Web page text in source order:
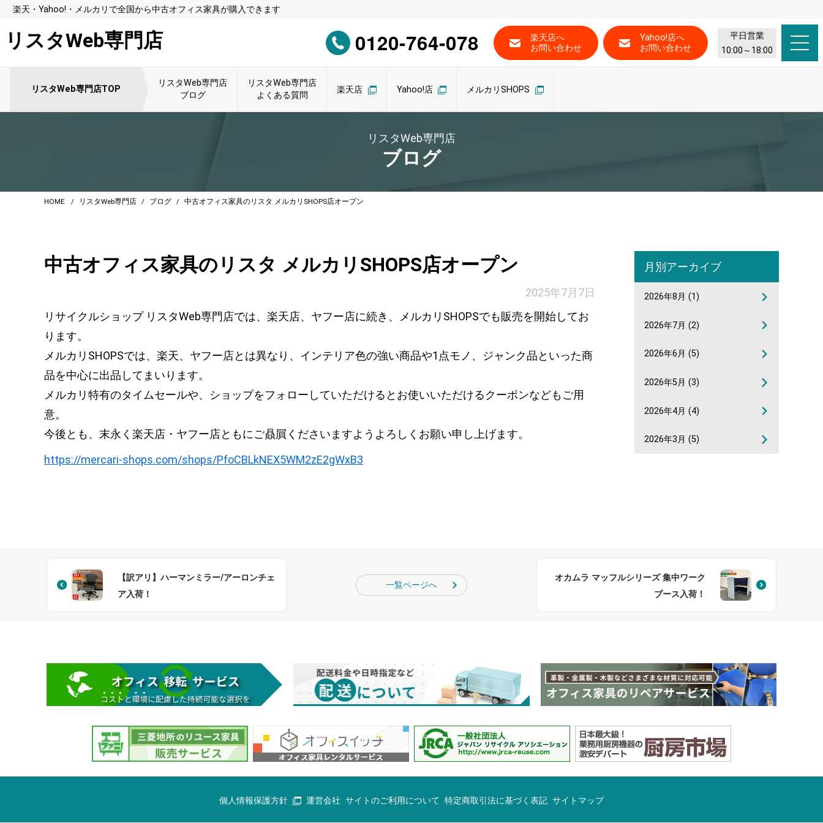
楽天・Yahoo!・メルカリで全国から中古オフィス家具が購入できます
リスタWeb専門店 0120-764-078
楽天店へ
お問い合わせ
Yahoo!店へ
お問い合わせ
平日営業
10:00～18:00
リスタWeb専門店TOP
リスタWeb専門店
ブログ
リスタWeb専門店
よくある質問
楽天店 Yahoo!店 メルカリSHOPS
リスタWeb専門店
ブログ
HOME リスタWeb専門店 ブログ 中古オフィス家具のリスタ メルカリSHOPS店オープン
中古オフィス家具のリスタ メルカリSHOPS店オープン
2025年7月7日
リサイクルショップ リスタWeb専門店では、楽天店、ヤフー店に続き、メルカリSHOPSでも販売を開始してお
ります。
メルカリSHOPSでは、楽天、ヤフー店とは異なり、インテリア色の強い商品や1点モノ、ジャンク品といった商
品を中心に出品してまいります。
メルカリ特有のタイムセールや、ショップをフォローしていただけるとお使いいただけるクーポンなどもご用
意。
今後とも、末永く楽天店・ヤフー店ともにご贔屓くださいますようよろしくお願い申し上げます。
https://mercari-shops.com/shops/PfoCBLkNEX5WM2zE2gWxB3
月別アーカイブ
2026年8月 (1)
2026年7月 (2)
2026年6月 (5)
2026年5月 (3)
2026年4月 (4)
2026年3月 (5)
【訳アリ】ハーマンミラー/アーロンチェ
ア入荷！
オカムラ マッフルシリーズ 集中ワーク
ブース入荷！
一覧ページへ
個人情報保護方針 運営会社 サイトのご利用について 特定商取引法に基づく表記 サイトマップ